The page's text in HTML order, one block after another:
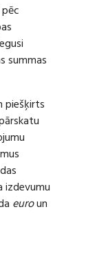
summas
piešķirts
izdevumu
euroun